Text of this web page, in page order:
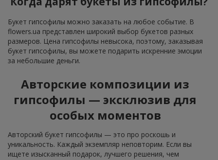
Букет гипсофилы можно заказать на любое событие. В
flowers.ua представлен широкий выбор букетов разных
размеров. Цена гипсофилы невысока, поэтому, заказывая
букет гипсофилы, вы можете подарить искренние эмоции
за небольшие деньги.
Авторские композиции из
гипсофилы — эксклюзив для
особых моментов
Авторский букет гипсофилы — это про роскошь и
уникальность. Каждый экземпляр неповторим. Если вы
ищете изысканный подарок, лучшего решения, чем